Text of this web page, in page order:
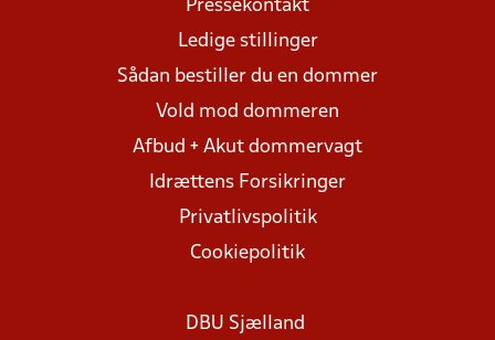
Pressekontakt
Ledige stillinger
Sådan bestiller du en dommer
Vold mod dommeren
Afbud + Akut dommervagt
Idrættens Forsikringer
Privatlivspolitik
Cookiepolitik
DBU Sjælland